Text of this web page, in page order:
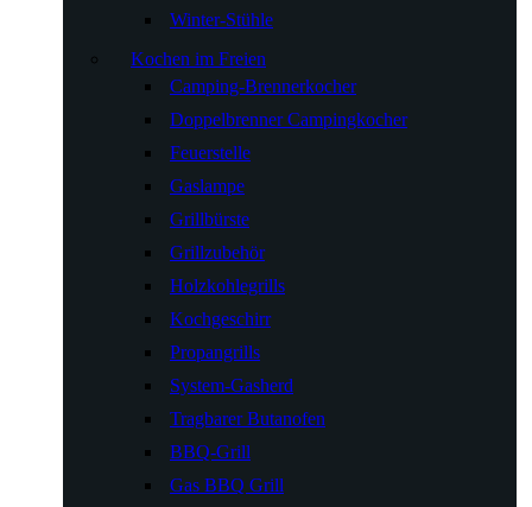
Winter-Stühle
Kochen im Freien
Camping-Brennerkocher
Doppelbrenner Campingkocher
Feuerstelle
Gaslampe
Grillbürste
Grillzubehör
Holzkohlegrills
Kochgeschirr
Propangrills
System-Gasherd
Tragbarer Butanofen
BBQ-Grill
Gas BBQ Grill